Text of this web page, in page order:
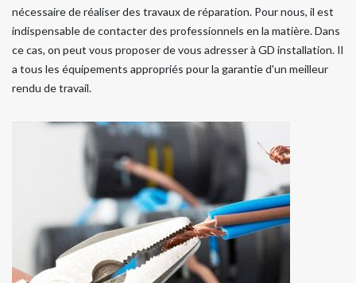
nécessaire de réaliser des travaux de réparation. Pour nous, il est
indispensable de contacter des professionnels en la matière. Dans
ce cas, on peut vous proposer de vous adresser à GD installation. Il
a tous les équipements appropriés pour la garantie d'un meilleur
rendu de travail.